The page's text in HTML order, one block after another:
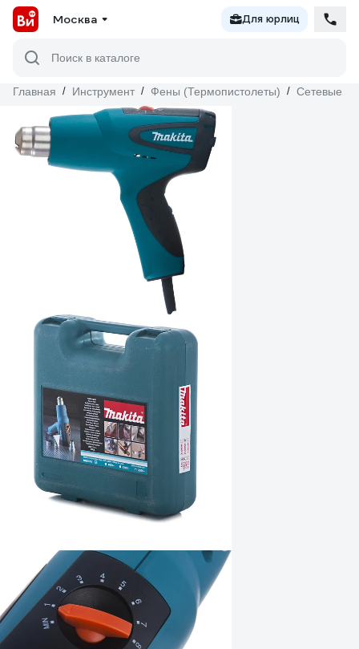
Москва Для юрлиц
Поиск в каталоге
Главная / Инструмент / Фены (Термопистолеты) / Сетевые